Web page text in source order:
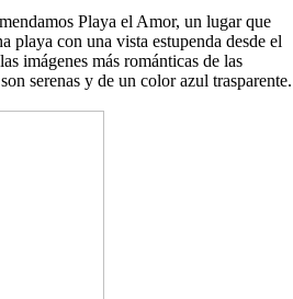
Playa el Amor, un lugar que
playa con una vista estupenda desde el
imágenes más románticas de las
serenas y de un color azul trasparente.